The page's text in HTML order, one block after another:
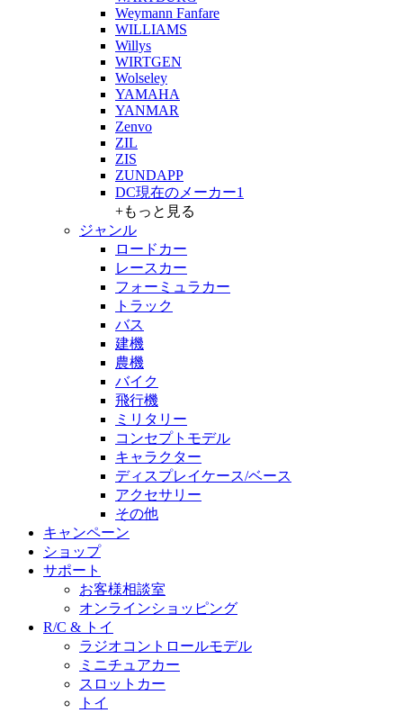
Weymann Fanfare
WILLIAMS
Willys
WIRTGEN
Wolseley
YAMAHA
YANMAR
Zenvo
ZIL
ZIS
ZUNDAPP
DC現在のメーカー1
+もっと見る
ジャンル
ロードカー
レースカー
フォーミュラカー
トラック
バス
建機
農機
バイク
飛行機
ミリタリー
コンセプトモデル
キャラクター
ディスプレイケース/ベース
アクセサリー
その他
キャンペーン
ショップ
サポート
お客様相談室
オンラインショッピング
R/C & トイ
ラジオコントロールモデル
ミニチュアカー
スロットカー
トイ